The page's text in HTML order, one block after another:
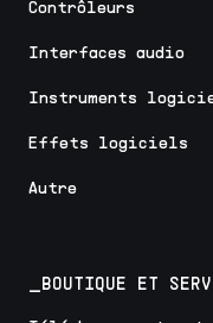
Contrôleurs
Interfaces audio
Instruments
Effets logiciels
Autre
_BOUTIQUE ET